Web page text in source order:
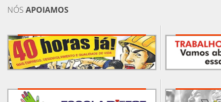
NÓS APOIAMOS